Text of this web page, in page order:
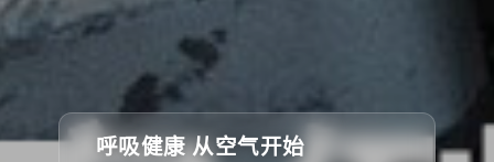
呼吸健康 从空气开始
从概念到落地